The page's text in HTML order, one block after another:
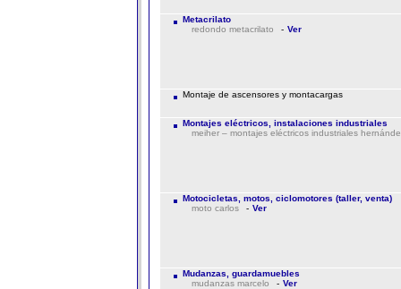
Metacrilato
redondo metacrilato
- Ver
Montaje de ascensores y montacargas
Montajes eléctricos, instalaciones industriales
meiher – montajes eléctricos industriales
Motocicletas, motos, ciclomotores (taller, venta)
moto carlos
- Ver
Mudanzas, guardamuebles
mudanzas marcelo
- Ver